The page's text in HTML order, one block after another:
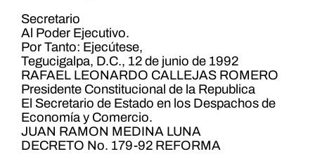
Secretario
Al Poder Ejecutivo.
Por Tanto: Ejecútese,
Tegucigalpa, D.C., 12 de junio de 1992
RAFAEL LEONARDO CALLEJAS ROMERO
Presidente Constitucional de la Republica
El Secretario de Estado en los Despachos de
Economía y Comercio.
JUAN RAMON MEDINA LUNA
DECRETO No. 179-92 REFORMA